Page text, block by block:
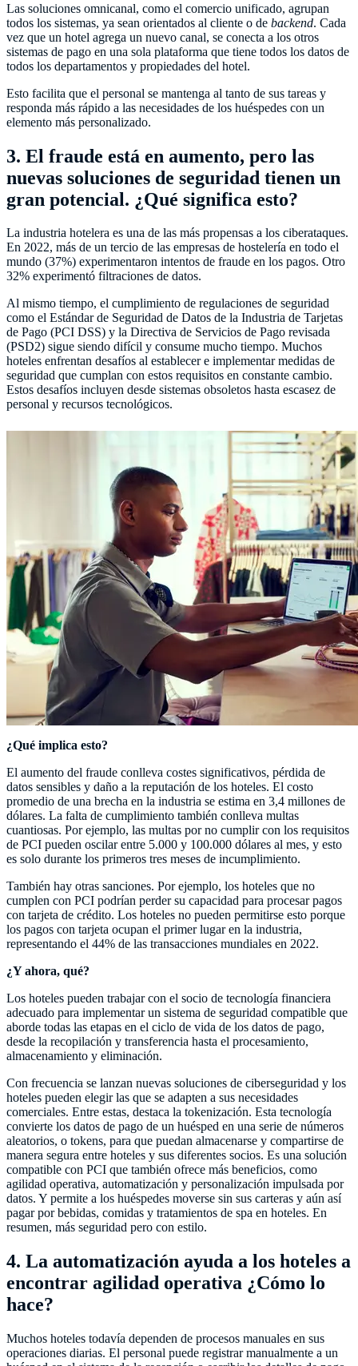
Las soluciones omnicanal, como el comercio unificado, agrupan
todos los sistemas, ya sean orientados al cliente o de backend. Cada
vez que un hotel agrega un nuevo canal, se conecta a los otros
sistemas de pago en una sola plataforma que tiene todos los datos de
todos los departamentos y propiedades del hotel.
Esto facilita que el personal se mantenga al tanto de sus tareas y
responda más rápido a las necesidades de los huéspedes con un
elemento más personalizado.
3. El fraude está en aumento, pero las
nuevas soluciones de seguridad tienen un
gran potencial. ¿Qué significa esto?
La industria hotelera es una de las más propensas a los ciberataques.
En 2022, más de un tercio de las empresas de hostelería en todo el
mundo (37%) experimentaron intentos de fraude en los pagos. Otro
32% experimentó filtraciones de datos.
Al mismo tiempo, el cumplimiento de regulaciones de seguridad
como el Estándar de Seguridad de Datos de la Industria de Tarjetas
de Pago (PCI DSS) y la Directiva de Servicios de Pago revisada
(PSD2) sigue siendo difícil y consume mucho tiempo. Muchos
hoteles enfrentan desafíos al establecer e implementar medidas de
seguridad que cumplan con estos requisitos en constante cambio.
Estos desafíos incluyen desde sistemas obsoletos hasta escasez de
personal y recursos tecnológicos.
¿Qué implica esto?
El aumento del fraude conlleva costes significativos, pérdida de
datos sensibles y daño a la reputación de los hoteles. El costo
promedio de una brecha en la industria se estima en 3,4 millones de
dólares. La falta de cumplimiento también conlleva multas
cuantiosas. Por ejemplo, las multas por no cumplir con los requisitos
de PCI pueden oscilar entre 5.000 y 100.000 dólares al mes, y esto
es solo durante los primeros tres meses de incumplimiento.
También hay otras sanciones. Por ejemplo, los hoteles que no
cumplen con PCI podrían perder su capacidad para procesar pagos
con tarjeta de crédito. Los hoteles no pueden permitirse esto porque
los pagos con tarjeta ocupan el primer lugar en la industria,
representando el 44% de las transacciones mundiales en 2022.
¿Y ahora, qué?
Los hoteles pueden trabajar con el socio de tecnología financiera
adecuado para implementar un sistema de seguridad compatible que
aborde todas las etapas en el ciclo de vida de los datos de pago,
desde la recopilación y transferencia hasta el procesamiento,
almacenamiento y eliminación.
Con frecuencia se lanzan nuevas soluciones de ciberseguridad y los
hoteles pueden elegir las que se adapten a sus necesidades
comerciales. Entre estas, destaca la tokenización. Esta tecnología
convierte los datos de pago de un huésped en una serie de números
aleatorios, o tokens, para que puedan almacenarse y compartirse de
manera segura entre hoteles y sus diferentes socios. Es una solución
compatible con PCI que también ofrece más beneficios, como
agilidad operativa, automatización y personalización impulsada por
datos. Y permite a los huéspedes moverse sin sus carteras y aún así
pagar por bebidas, comidas y tratamientos de spa en hoteles. En
resumen, más seguridad pero con estilo.
4. La automatización ayuda a los hoteles a
encontrar agilidad operativa ¿Cómo lo
hace?
Muchos hoteles todavía dependen de procesos manuales en sus
operaciones diarias. El personal puede registrar manualmente a un